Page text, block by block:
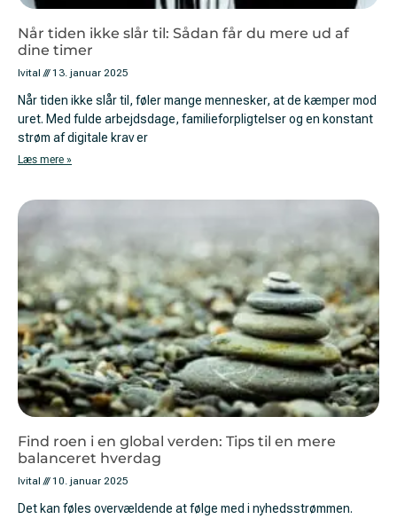
Når tiden ikke slår til: Sådan får du mere ud af
dine timer
Ivital 13. januar 2025
Når tiden ikke slår til, føler mange mennesker, at de kæmper mod
uret. Med fulde arbejdsdage, familieforpligtelser og en konstant
strøm af digitale krav er
Læs mere »
Find roen i en global verden: Tips til en mere
balanceret hverdag
Ivital 10. januar 2025
Det kan føles overvældende at følge med i nyhedsstrømmen.